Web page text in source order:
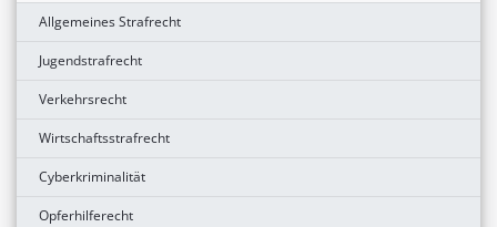
Allgemeines Strafrecht
Jugendstrafrecht
Verkehrsrecht
Wirtschaftsstrafrecht
Cyberkriminalität
Opferhilferecht